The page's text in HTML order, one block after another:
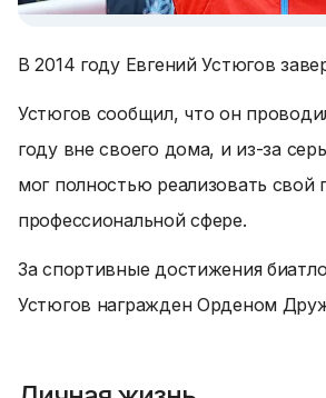
В 2014 году Евгений Устюгов
Устюгов сообщил, что он
году вне своего дома, и из-за
мог полностью реализовать свой
профессиональной сфере.
За спортивные достижения
Устюгов награжден Орденом